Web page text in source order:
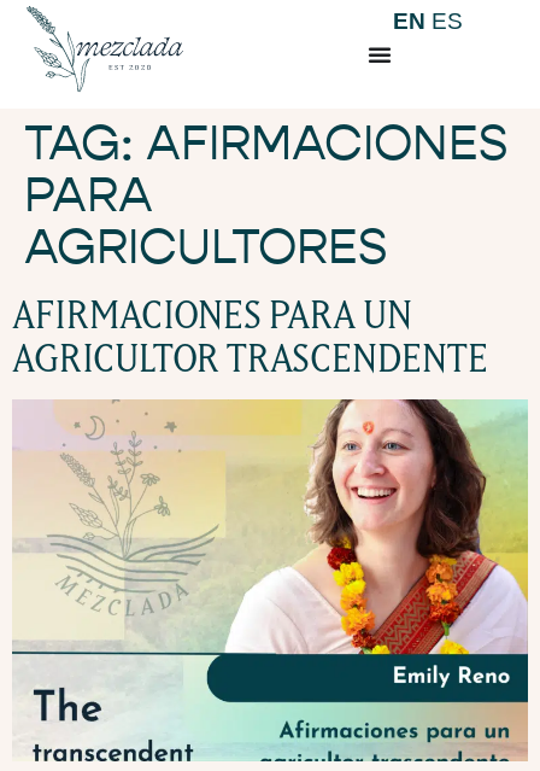
EN ES
TAG: AFIRMACIONES
PARA
AGRICULTORES
AFIRMACIONES PARA UN
AGRICULTOR TRASCENDENTE